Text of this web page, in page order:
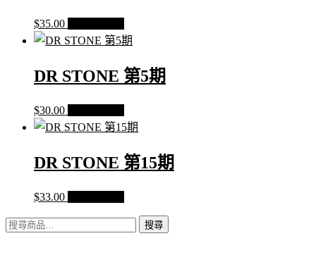
$35.00
DR STONE 第5期
$30.00
DR STONE 第15期
$33.00
搜
搜尋